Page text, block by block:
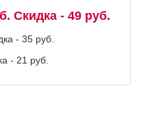
Скидка - 49 руб.
- 35 руб.
- 21 руб.